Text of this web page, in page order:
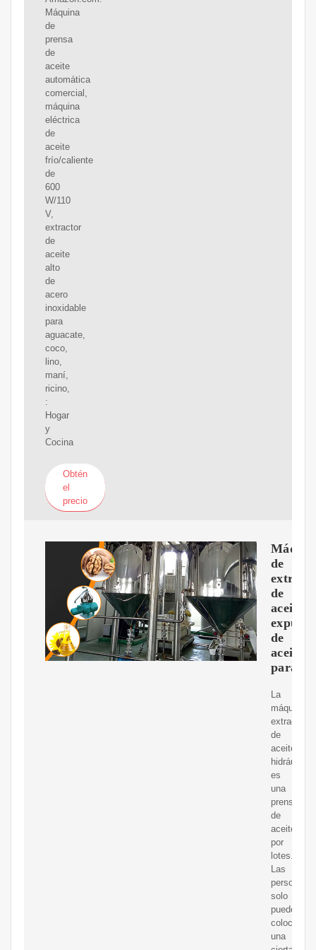
Máquina
de
prensa
de
aceite
automática
comercial,
máquina
eléctrica
de
aceite
frío/caliente
de
600
W/110
V,
extractor
de
aceite
alto
de
acero
inoxidable
para
aguacate,
coco,
lino,
maní,
ricino,
:
Hogar
y
Cocina
Obtén
el
precio
de
de
aceite,
de
aceite
para
La
máquina
extractora
de
aceite
hidráulico
es
una
prensa
de
aceite
por
lotes.
Las
personas
solo
pueden
colocar
una